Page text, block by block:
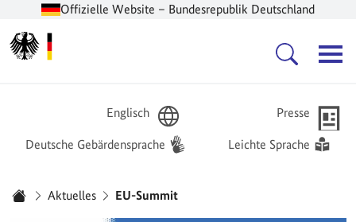
Offizielle Website – Bundesrepublik Deutschland
Englisch Presse
Deutsche Gebärdensprache Leichte Sprache
Aktuelles EU-Summit